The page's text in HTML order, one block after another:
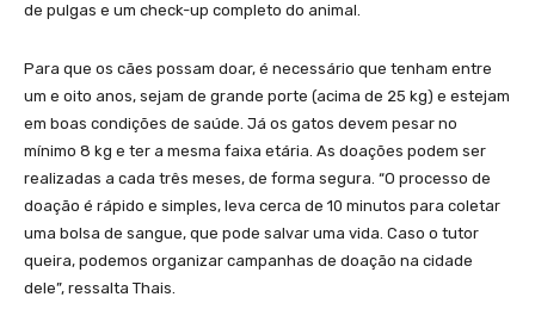
de pulgas e um check-up completo do animal.
Para que os cães possam doar, é necessário que tenham entre
um e oito anos, sejam de grande porte (acima de 25 kg) e estejam
em boas condições de saúde. Já os gatos devem pesar no
mínimo 8 kg e ter a mesma faixa etária. As doações podem ser
realizadas a cada três meses, de forma segura. “O processo de
doação é rápido e simples, leva cerca de 10 minutos para coletar
uma bolsa de sangue, que pode salvar uma vida. Caso o tutor
queira, podemos organizar campanhas de doação na cidade
dele”, ressalta Thais.